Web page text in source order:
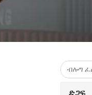
ድጋፍ